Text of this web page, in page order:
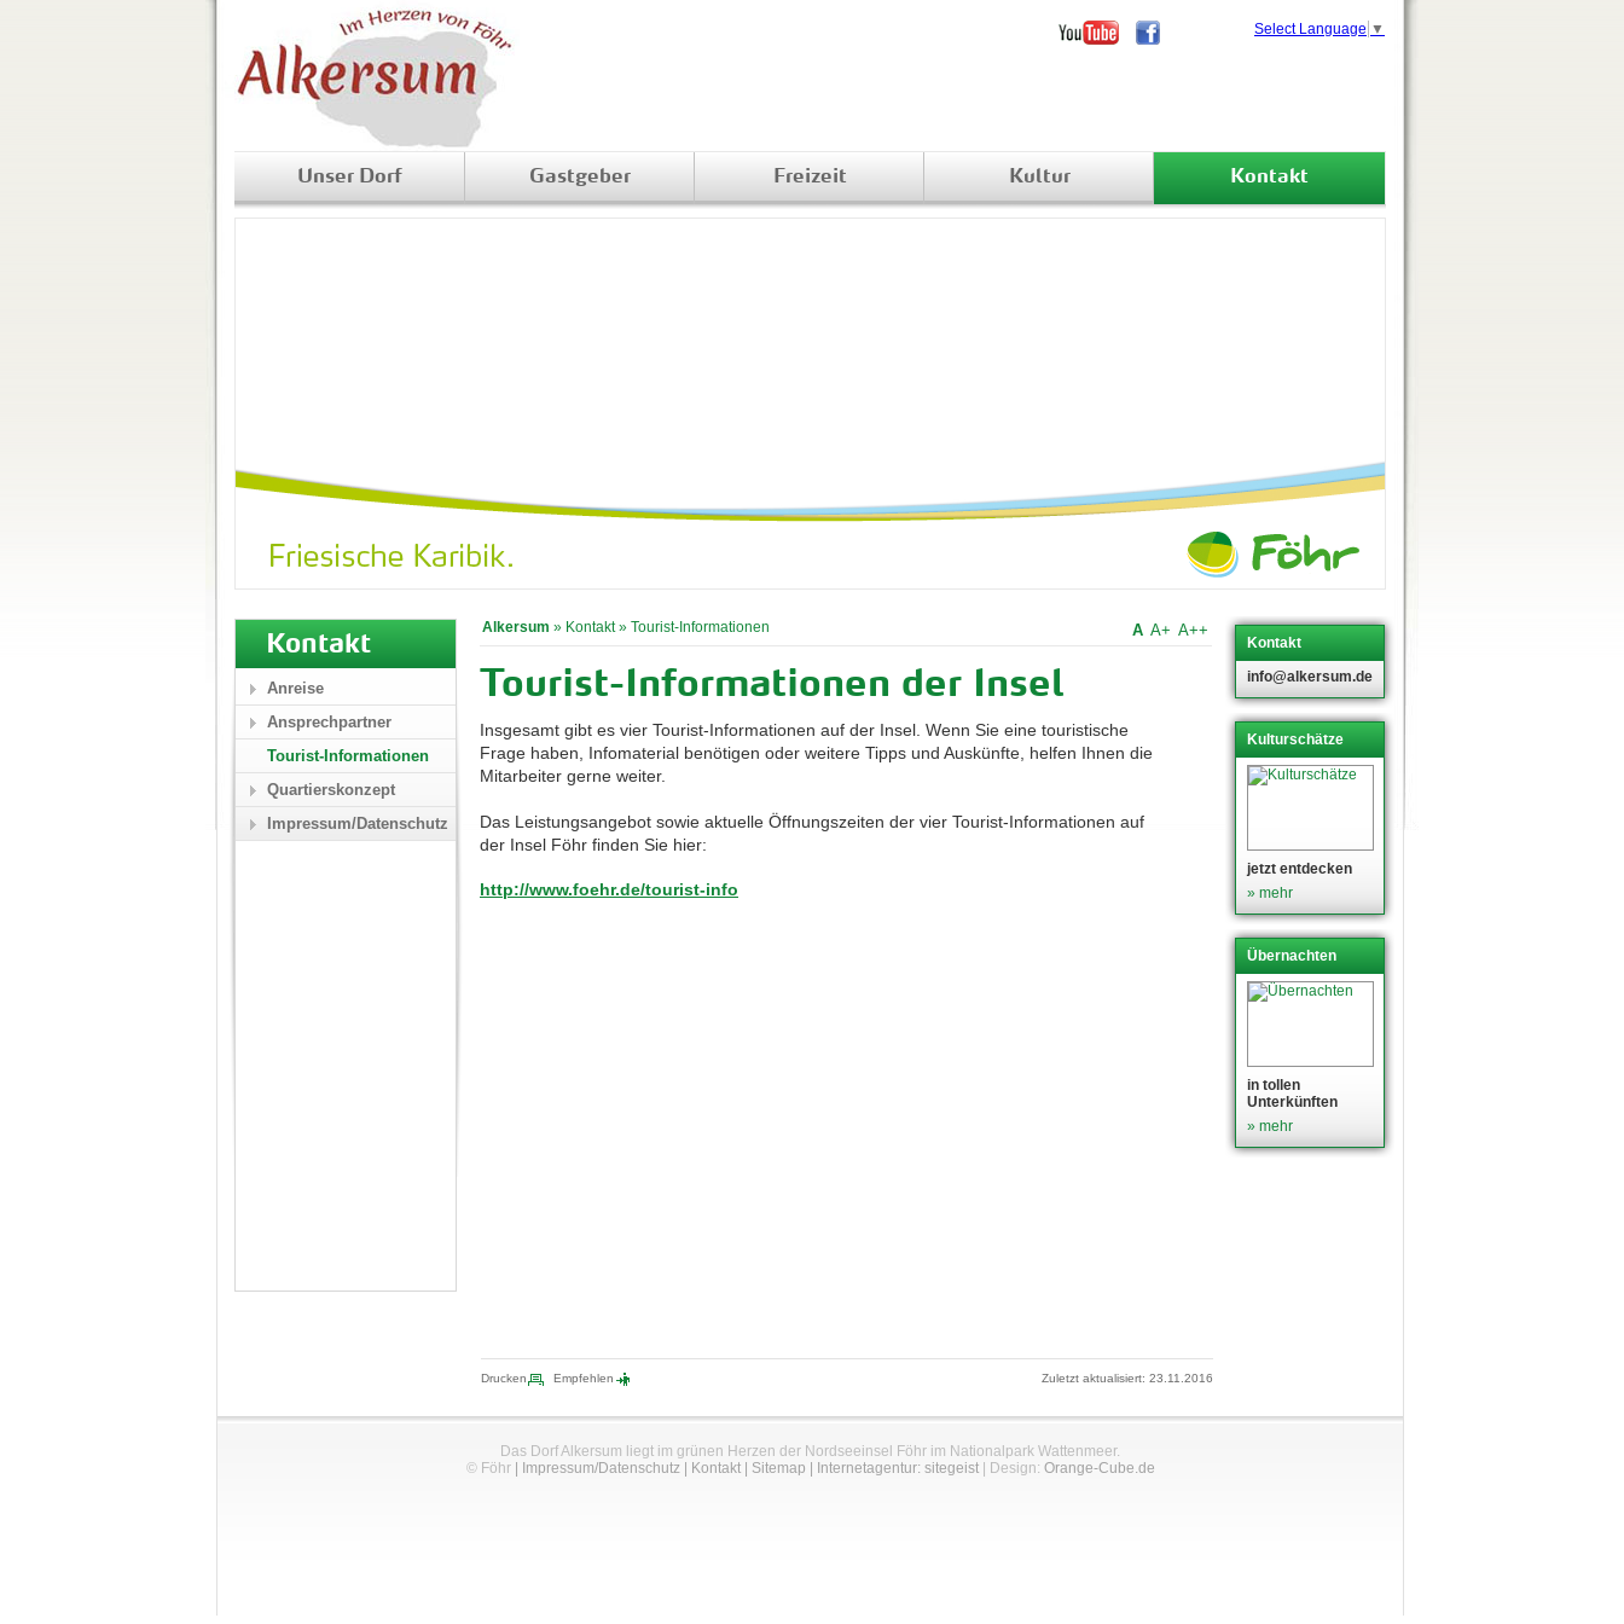
Unser Dorf Gastgeber Freizeit Kultur Kontakt
Alkersum » Kontakt» Tourist-Informationen A A+ A++
Tourist-Informationen der Insel
Insgesamt gibt es vier Tourist-Informationen auf der Insel. Wenn Sie eine touristische
Frage haben, Infomaterial benötigen oder weitere Tipps und Auskünfte, helfen Ihnen die
Mitarbeiter gerne weiter.
Das Leistungsangebot sowie aktuelle Öffnungszeiten der vier Tourist-Informationen auf
der Insel Föhr finden Sie hier:
http://www.foehr.de/tourist-info
Kontakt
info@alkersum.de
Kulturschätze
jetzt entdecken
» mehr
Übernachten
in tollen
Unterkünften
» mehr
Kontakt
Anreise
Ansprechpartner
Tourist-Informationen
Quartierskonzept
Impressum/Datenschutz
Select Language ▼
Drucken Empfehlen Zuletzt aktualisiert: 23.11.2016
Das Dorf Alkersum liegt im grünen Herzen der Nordseeinsel Föhr im Nationalpark Wattenmeer.
© Föhr| Impressum/Datenschutz| Kontakt| Sitemap Internetagentur: sitegeist| Design: Orange-Cube.de